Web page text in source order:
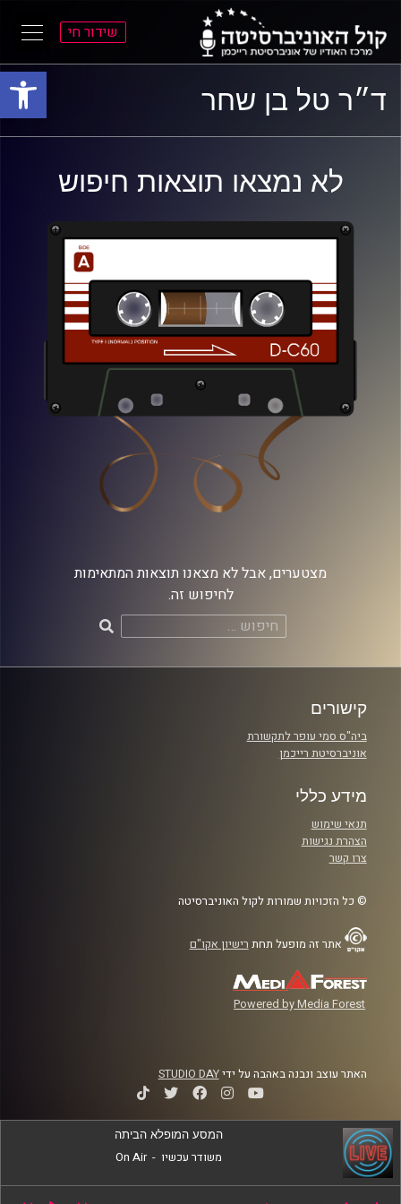
פתח
התפריט
הראשי
התוכן
הראשי
שידור חי
ד״ר טל בן שחר
לא נמצאו תוצאות חיפוש
מצטערים, אבל לא מצאנו תוצאות המתאימות
לחיפוש זה.
חיפוש:
קישורים
ביה"ס סמי עופר לתקשורת
אוניברסיטת רייכמן
מידע כללי
תנאי שימוש
הצהרת נגישות
צרו קשר
© כל הזכויות שמורות לקול האוניברסיטה
אתר זה מופעל תחת רישיון אקו"ם
Powered by Media Forest
האתר עוצב ונבנה באהבה על ידיSTUDIO DAY
המסע המופלא הביתה
משודר עכשיו -
On Air